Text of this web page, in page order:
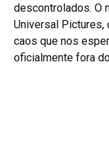
descontrolados. O
Universal Pictures,
caos que nos
oficialmente fora